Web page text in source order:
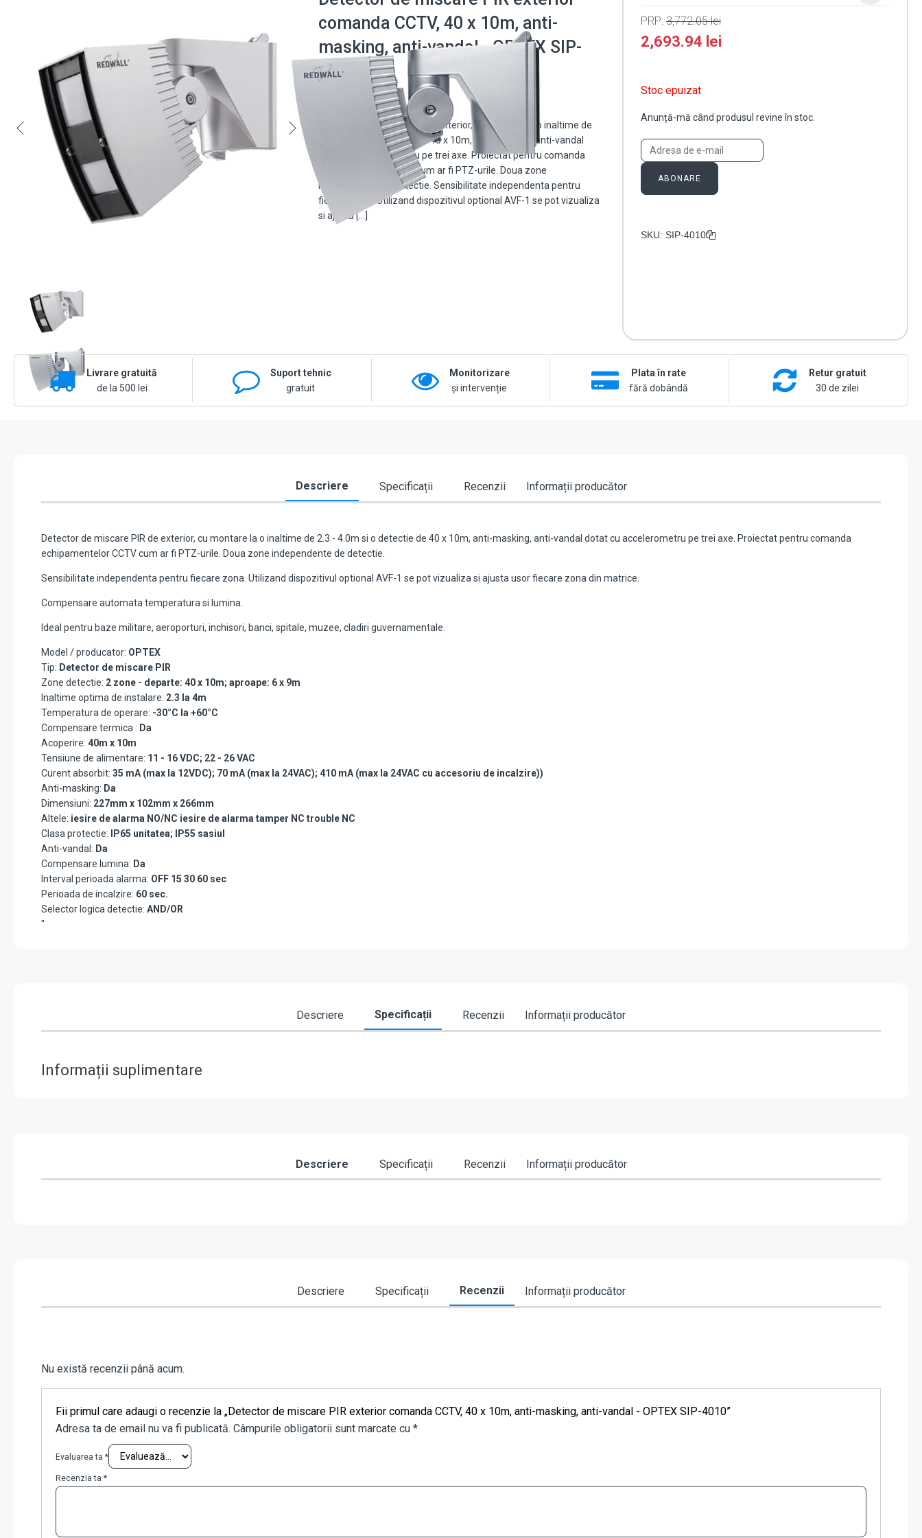
comanda CCTV, 40 x 10m, anti-
masking, anti-vandal - OPTEX SIP-
4010
Detector de miscare PIR de exterior, cu montare la o inaltime de
2.3 - 4.0m si o detectie de 40 x 10m, anti-masking, anti-vandal
dotat cu accelerometru pe trei axe. Proiectat pentru comanda
echipamentelor CCTV cum ar fi PTZ-urile. Doua zone
independente de detectie. Sensibilitate independenta pentru
fiecare zona. Utilizand dispozitivul optional AVF-1 se pot vizualiza
si ajusta […]
PRP:3,772.05lei
2,693.94 lei
Stoc epuizat
Anunță-mă când produsul revine în stoc.
ABONARE
SKU: SIP-4010
Livrare gratuită
de la 500 lei
Suport tehnic
gratuit
Monitorizare
și intervenție
Plata în rate
fără dobândă
Retur gratuit
30 de zilei
Descriere Specificații Recenzii Informații producător
Detector de miscare PIR de exterior, cu montare la o inaltime de 2.3 - 4.0m si o detectie de 40 x 10m, anti-masking, anti-vandal dotat cu accelerometru pe trei axe. Proiectat pentru comanda
echipamentelor CCTV cum ar fi PTZ-urile. Doua zone independente de detectie.
Sensibilitate independenta pentru fiecare zona. Utilizand dispozitivul optional AVF-1 se pot vizualiza si ajusta usor fiecare zona din matrice.
Compensare automata temperatura si lumina.
Ideal pentru baze militare, aeroporturi, inchisori, banci, spitale, muzee, cladiri guvernamentale.
Model / producator: OPTEX
Tip: Detector de miscare PIR
Zone detectie: 2 zone - departe: 40 x 10m; aproape: 6 x 9m
Inaltime optima de instalare: 2.3 la 4m
Temperatura de operare: -30°C la +60°C
Compensare termica : Da
Acoperire: 40m x 10m
Tensiune de alimentare: 11 - 16 VDC; 22 - 26 VAC
Curent absorbit: 35 mA (max la 12VDC); 70 mA (max la 24VAC); 410 mA (max la 24VAC cu accesoriu de incalzire))
Anti-masking: Da
Dimensiuni: 227mm x 102mm x 266mm
Altele: iesire de alarma NO/NC iesire de alarma tamper NC trouble NC
Clasa protectie:
IP65 unitatea; IP55 sasiul
Anti-vandal: Da
Compensare lumina: Da
Interval perioada alarma: OFF 15 30 60 sec
Perioada de incalzire: 60 sec.
Selector logica detectie: AND/OR
"
Descriere Specificații Recenzii Informații producător
Informații suplimentare
Descriere Specificații Recenzii Informații producător
Descriere Specificații Recenzii Informații producător
Nu există recenzii până acum.
Fii primul care adaugi o recenzie la „Detector de miscare PIR exterior comanda CCTV, 40 x 10m, anti-masking, anti-vandal - OPTEX SIP-4010”
Adresa ta de email nu va fi publicată. Câmpurile obligatorii sunt marcate cu *
Evaluarea ta *
Recenzia ta *